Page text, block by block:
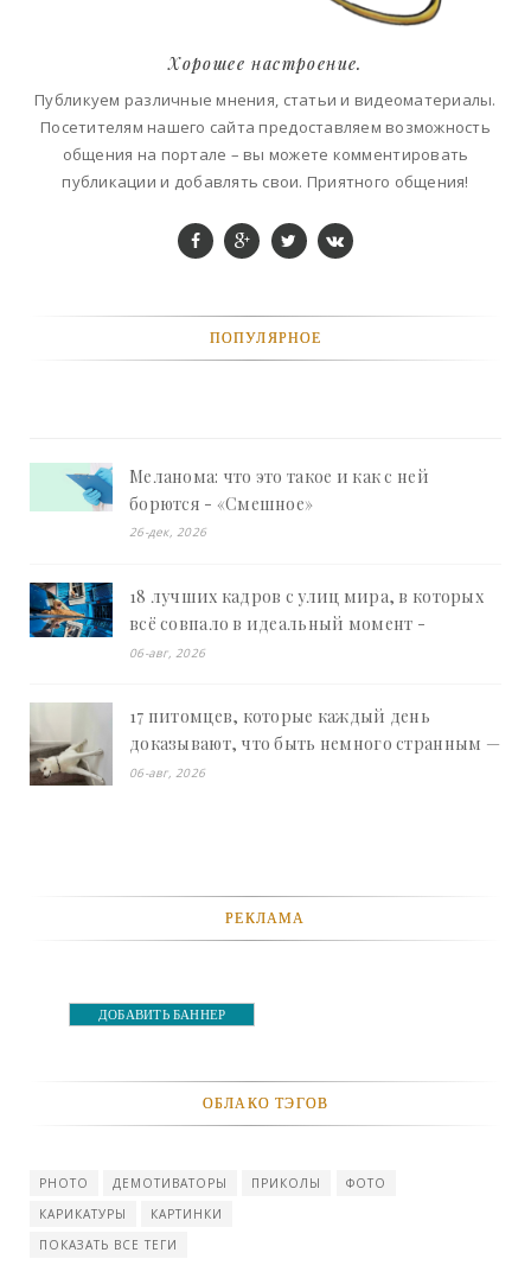
Хорошее настроение.
Публикуем различные мнения, статьи и видеоматериалы.
Посетителям нашего сайта предоставляем возможность
общения на портале – вы можете комментировать
публикации и добавлять свои. Приятного общения!
ПОПУЛЯРНОЕ
Меланома: что это такое и как с ней
борются - «Смешное»
26-дек, 2026
18 лучших кадров с улиц мира, в которых
всё совпало в идеальный момент -
«Смешное»
06-авг, 2026
17 питомцев, которые каждый день
доказывают, что быть немного странным —
это талант - «Смешное»
06-авг, 2026
РЕКЛАМА
ДОБАВИТЬ БАННЕР
ОБЛАКО ТЭГОВ
PHOTO ДЕМОТИВАТОРЫ ПРИКОЛЫ
ФОТО
КАРИКАТУРЫ
КАРТИНКИ
ПОКАЗАТЬ ВСЕ ТЕГИ